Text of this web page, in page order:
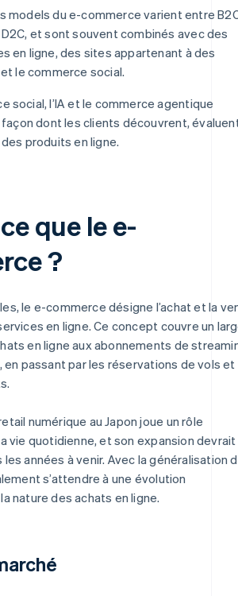
models du e-commerce varient entre
D2C, et sont souvent combinés avec des
en ligne, des sites appartenant à des
le commerce social.
social, l’IA et le commerce agentique
dont les clients découvrent,
produits en ligne.
que le e-
?
le e-commerce désigne l’achat et la
en ligne. Ce concept couvre un
en ligne aux abonnements de
passant par les réservations de vols et
numérique au Japon joue un rôle
vie quotidienne, et son expansion
les années à venir. Avec la généralisation
s’attendre à une évolution
nature des achats en ligne.